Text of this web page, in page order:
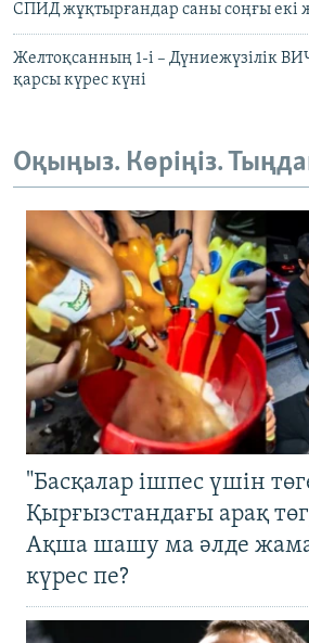
СПИД жұқтырғандар саны соңғы екі
Желтоқсанның 1-і – Дүниежүзілік
қарсы күрес күні
Оқыңыз. Көріңіз.
"Басқалар ішпес үшін
Қырғызстандағы арақ
Ақша шашу ма әлде
күрес пе?